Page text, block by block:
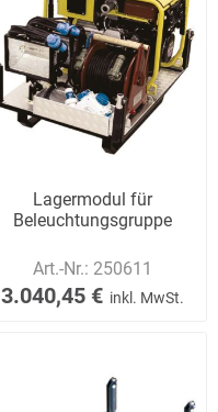
Lagermodul für
Beleuchtungsgruppe
Art.-Nr.: 250611
3.040,45 € inkl. MwSt.